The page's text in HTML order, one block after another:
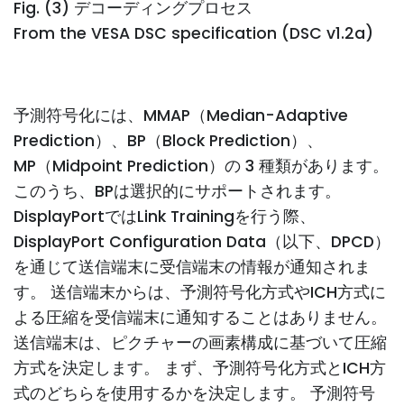
Fig. (3) デコーディングプロセス
From the VESA DSC specification (DSC v1.2a)
予測符号化には、MMAP（Median-Adaptive
Prediction）、BP（Block Prediction）、
MP（Midpoint Prediction）の 3 種類があります。
このうち、BPは選択的にサポートされます。
DisplayPortではLink Trainingを行う際、
DisplayPort Configuration Data（以下、DPCD）
を通じて送信端末に受信端末の情報が通知されま
す。 送信端末からは、予測符号化方式やICH方式に
よる圧縮を受信端末に通知することはありません。
送信端末は、ピクチャーの画素構成に基づいて圧縮
方式を決定します。 まず、予測符号化方式とICH方
式のどちらを使用するかを決定します。 予測符号